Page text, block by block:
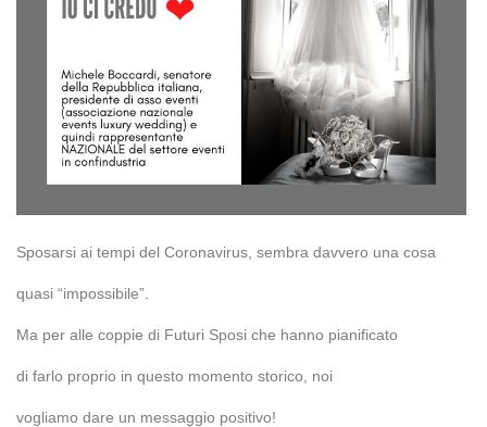
Sposarsi ai tempi del Coronavirus, sembra davvero una cosa
quasi “impossibile”.
Ma per alle coppie di Futuri Sposi che hanno pianificato
di farlo proprio in questo momento storico, noi
vogliamo dare un messaggio positivo!